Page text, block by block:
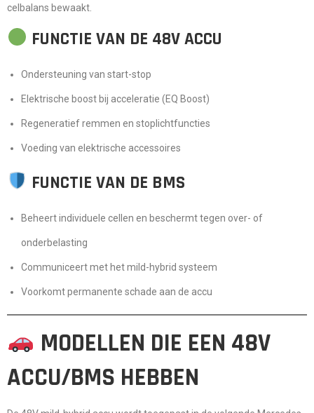
celbalans bewaakt.
FUNCTIE VAN DE 48V ACCU
Ondersteuning van start-stop
Elektrische boost bij acceleratie (EQ Boost)
Regeneratief remmen en stoplichtfuncties
Voeding van elektrische accessoires
FUNCTIE VAN DE BMS
Beheert individuele cellen en beschermt tegen over- of
onderbelasting
Communiceert met het mild-hybrid systeem
Voorkomt permanente schade aan de accu
MODELLEN DIE EEN 48V
ACCU/BMS HEBBEN